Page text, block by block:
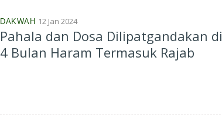
DAKWAH 12 Jan 2024
Pahala dan Dosa Dilipatgandakan di
4 Bulan Haram Termasuk Rajab